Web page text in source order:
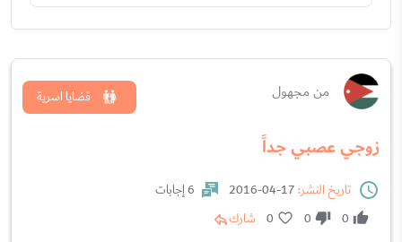
من مجهول
زوجي عصبي جداً
قضايا اسرية
تاريخ النشر:
6 إجابات
0
0
0 شارك